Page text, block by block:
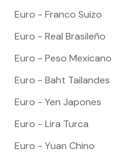
Euro - Franco Suizo
Euro - Real Brasileño
Euro - Peso Mexicano
Euro - Baht Tailandes
Euro - Yen Japones
Euro - Lira Turca
Euro - Yuan Chino